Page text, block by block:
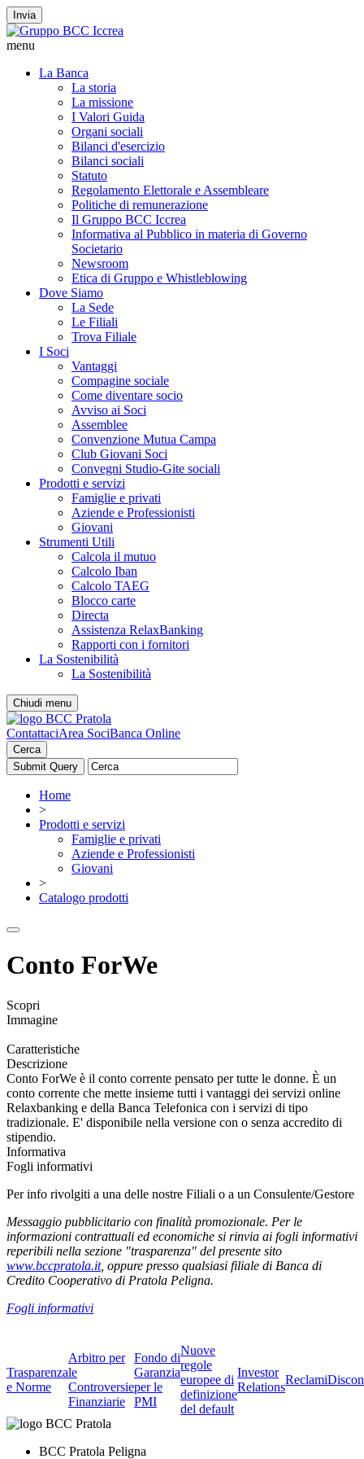
Invia
menu
La Banca
La storia
La missione
I Valori Guida
Organi sociali
Bilanci d'esercizio
Bilanci sociali
Statuto
Regolamento Elettorale e Assembleare
Politiche di remunerazione
Il Gruppo BCC Iccrea
Informativa al Pubblico in materia di Governo
Societario
Newsroom
Etica di Gruppo e Whistleblowing
Dove Siamo
La Sede
Le Filiali
Trova Filiale
I Soci
Vantaggi
Compagine sociale
Come diventare socio
Avviso ai Soci
Assemblee
Convenzione Mutua Campa
Club Giovani Soci
Convegni Studio-Gite sociali
Prodotti e servizi
Famiglie e privati
Aziende e Professionisti
Giovani
Strumenti Utili
Calcola il mutuo
Calcolo Iban
Calcolo TAEG
Blocco carte
Directa
Assistenza RelaxBanking
Rapporti con i fornitori
La Sostenibilità
La Sostenibilità
Chiudi menu
ContattaciArea SociBanca Online
Cerca
Home
>
Prodotti e servizi
Famiglie e privati
Aziende e Professionisti
Giovani
>
Catalogo prodotti
Conto ForWe
Scopri
Immagine
Caratteristiche
Descrizione
Conto ForWe è il conto corrente pensato per tutte le donne. È un
conto corrente che mette insieme tutti i vantaggi dei servizi online
Relaxbanking e della Banca Telefonica con i servizi di tipo
tradizionale. E' disponibile nella versione con o senza accredito di
stipendio.
Informativa
Fogli informativi
Per info rivolgiti a una delle nostre Filiali o a un Consulente/Gestore
Messaggio pubblicitario con finalità promozionale. Per le
informazioni contrattuali ed economiche si rinvia ai fogli informativi
reperibili nella sezione "trasparenza" del presente sito
www.bccpratola.it, oppure presso qualsiasi filiale di Banca di
Credito Cooperativo di Pratola Peligna.
Fogli informativi
Trasparenza
e Norme
Arbitro per
le
Controversie
Finanziarie
Fondo di
Garanzia
per le
PMI
Nuove
regole
europee di
definizione
del default
Investor
Relations
Reclami
BCC Pratola Peligna